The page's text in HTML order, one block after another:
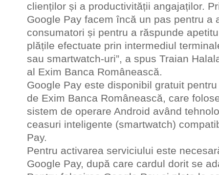
clienților și a productivității angajaților.
Google Pay facem încă un pas pentru a
consumatori și pentru a răspunde
plățile efectuate prin intermediul
sau smartwatch-uri”, a spus Traian
al Exim Banca Românească.
Google Pay este disponibil gratuit
de Exim Banca Românească, care
sistem de operare Android având
ceasuri inteligente (smartwatch)
Pay.
Pentru activarea serviciului este
Google Pay, după care cardul dorit se